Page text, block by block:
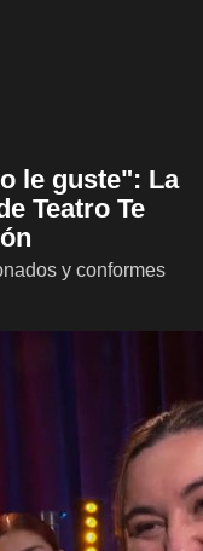
le guste": La
Teatro Te
y conformes